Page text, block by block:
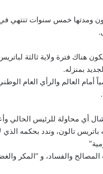
هناك فترة ولاية ثالثة
بمنزله.
العالم والرأي العام
أي محاولة للرئيس الحالي
باتريس تالون، وندد بحكمه
والفساد، و “المكر